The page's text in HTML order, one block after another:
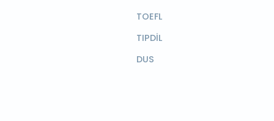
TOEFL
TIPDİL
DUS